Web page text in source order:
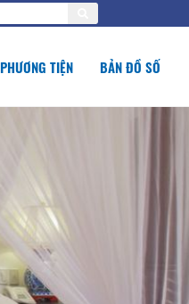
TIỆN BẢN ĐỒ SỐ